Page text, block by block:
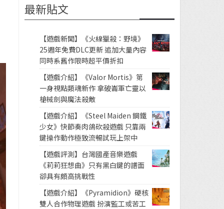
最新貼文
【遊戲新聞】《火線獵殺：野境》
25週年免費DLC更新 追加大量內容
同時系舊作限時超平價折扣
【遊戲介紹】《Valor Mortis》第
一身視點類魂新作 拿破崙軍亡靈以
槍械劍與魔法殺敵
【遊戲介紹】《Steel Maiden 鋼鐵
少女》快節奏肉鴿砍殺遊戲 只靠兩
鍵操作動作極致流暢試玩上架中
【遊戲評測】台灣國產音樂遊戲
《莉莉狂想曲》只有黑白鍵的譜面
卻具有頗高挑戰性
【遊戲介紹】《Pyramidion》硬核
雙人合作物理遊戲 扮演監工或苦工